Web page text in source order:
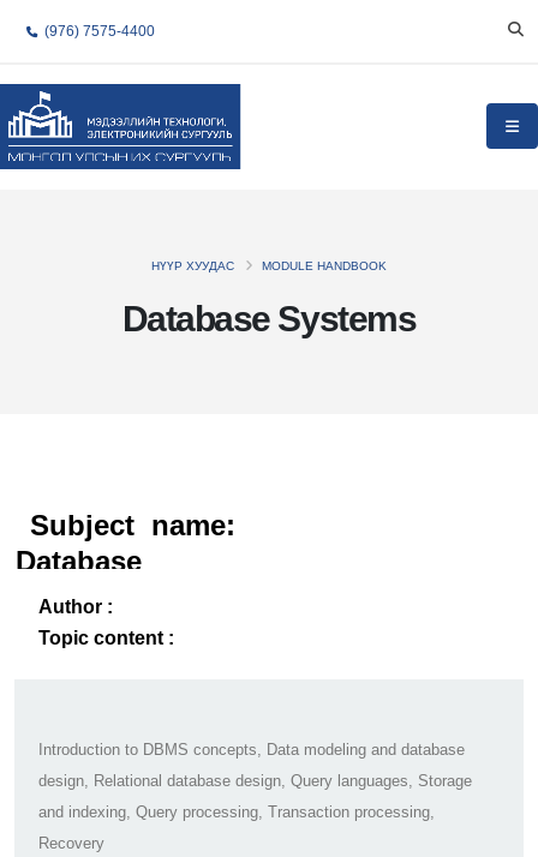
(976) 7575-4400
Database Systems
НҮҮР ХУУДАС MODULE HANDBOOK
Subject name:
Database
Systems
Author :
Topic content :
Introduction to DBMS concepts, Data modeling and database
design, Relational database design, Query languages, Storage
and indexing, Query processing, Transaction processing,
Recovery